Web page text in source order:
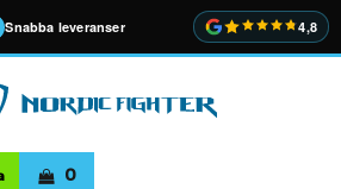
Snabba leveranser 4,8
0